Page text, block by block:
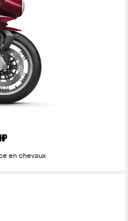
HP
en chevaux